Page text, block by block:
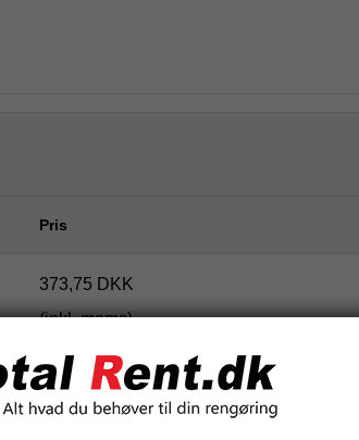
Pris
373,75 DKK
(inkl. moms)